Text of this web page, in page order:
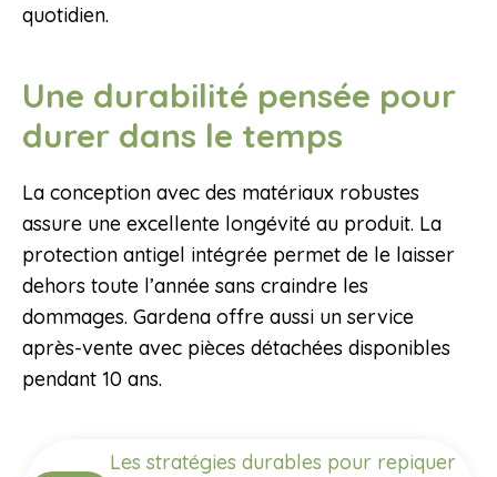
quotidien.
Une durabilité pensée pour
durer dans le temps
La conception avec des matériaux robustes
assure une excellente longévité au produit. La
protection antigel intégrée permet de le laisser
dehors toute l’année sans craindre les
dommages. Gardena offre aussi un service
après-vente avec pièces détachées disponibles
pendant 10 ans.
Les stratégies durables pour repiquer